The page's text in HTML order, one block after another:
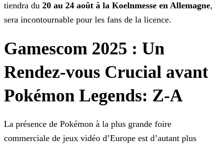
tiendra du 20 au 24 août à la Koelnmesse en Allemagne,
sera incontournable pour les fans de la licence.
Gamescom 2025 : Un
Rendez-vous Crucial avant
Pokémon Legends: Z-A
La présence de Pokémon à la plus grande foire
commerciale de jeux vidéo d’Europe est d’autant plus